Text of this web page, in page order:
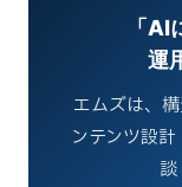
「
運
エムズは、
ンテンツ設
談